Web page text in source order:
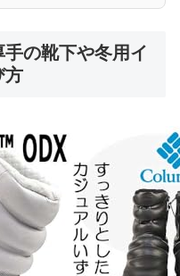
の靴下や冬用イ
方